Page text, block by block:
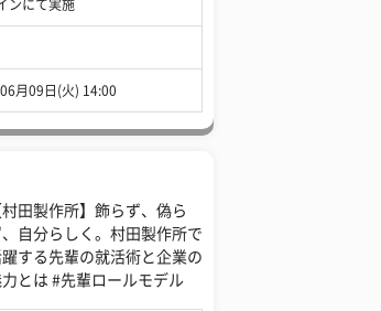
ンにて実施
月09日(火) 14:00
村田製作所】飾らず、偽ら
、自分らしく。村田製作所で
する先輩の就活術と企業の
力とは #先輩ロールモデル